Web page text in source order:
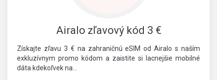
Airalo zľavový kód 3 €
Získajte zľavu 3 € na zahraničnú eSIM od Airalo s naším
exkluzívnym promo kódom a zaistite si lacnejšie mobilné
dáta kdekoľvek na…